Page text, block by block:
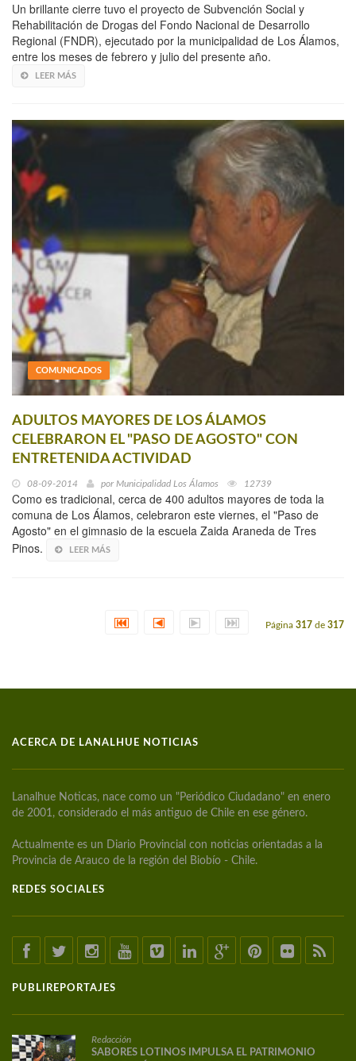
Un brillante cierre tuvo el proyecto de Subvención Social y
Rehabilitación de Drogas del Fondo Nacional de Desarrollo
Regional (FNDR), ejecutado por la municipalidad de Los Álamos,
entre los meses de febrero y julio del presente año.
LEER MÁS
COMUNICADOS
ADULTOS MAYORES DE LOS ÁLAMOS
CELEBRARON EL "PASO DE AGOSTO" CON
ENTRETENIDA ACTIVIDAD
08-09-2014 por Municipalidad Los Álamos 12739
Como es tradicional, cerca de 400 adultos mayores de toda la
comuna de Los Álamos, celebraron este viernes, el "Paso de
Agosto" en el gimnasio de la escuela Zaida Araneda de Tres
Pinos.
LEER MÁS
Página 317 de 317
ACERCA DE LANALHUE NOTICIAS
Lanalhue Noticas, nace como un "Periódico Ciudadano" en enero
de 2001, considerado el más antiguo de Chile en ese género.
Actualmente es un Diario Provincial con noticias orientadas a la
Provincia de Arauco de la región del Biobío - Chile.
REDES SOCIALES
PUBLIREPORTAJES
Redacción
SABORES LOTINOS IMPULSA EL PATRIMONIO